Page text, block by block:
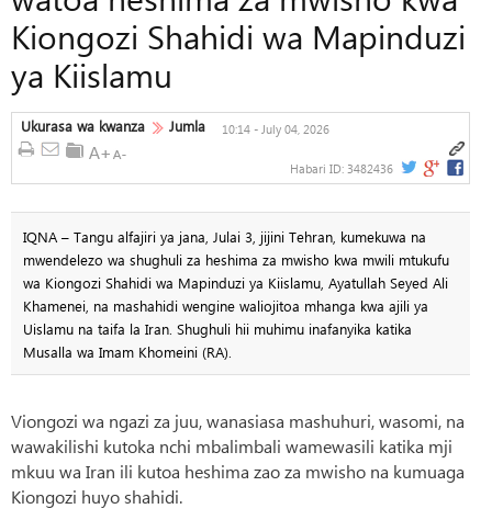
Kiongozi Shahidi wa Mapinduzi
ya Kiislamu
Ukurasa wa kwanza Jumla 10:14 - July 04, 2026
Habari ID: 3482436
IQNA – Tangu alfajiri ya jana, Julai 3, jijini Tehran, kumekuwa na
mwendelezo wa shughuli za heshima za mwisho kwa mwili mtukufu
wa Kiongozi Shahidi wa Mapinduzi ya Kiislamu, Ayatullah Seyed Ali
Khamenei, na mashahidi wengine waliojitoa mhanga kwa ajili ya
Uislamu na taifa la Iran. Shughuli hii muhimu inafanyika katika
Musalla wa Imam Khomeini (RA).
Viongozi wa ngazi za juu, wanasiasa mashuhuri, wasomi, na
wawakilishi kutoka nchi mbalimbali wamewasili katika mji
mkuu wa Iran ili kutoa heshima zao za mwisho na kumuaga
Kiongozi huyo shahidi.